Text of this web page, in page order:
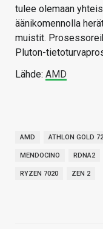
tulee olemaan
äänikomennolla
muistit.
Pluton-
Lähde: AMD
AMD ATHLON GOLD
MENDOCINO RDNA2
RYZEN 7020 ZEN 2